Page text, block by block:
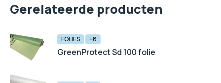
Gerelateerde producten
FOLIES +8
GreenProtect Sd 100 folie